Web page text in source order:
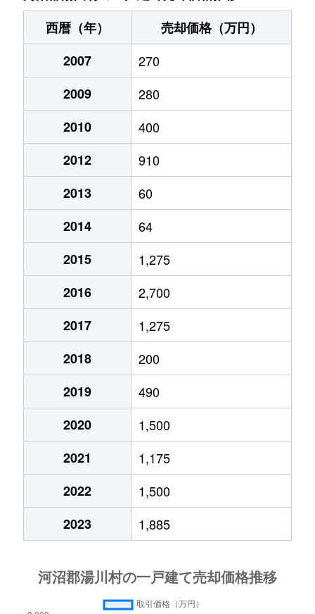
西暦（年）
売却価格（万円）
2007
270
2009
280
2010
400
2012
910
2013
60
2014
64
2015
1,275
2016
2,700
2017
1,275
2018
200
2019
490
2020
1,500
2021
1,175
2022
1,500
2023
1,885